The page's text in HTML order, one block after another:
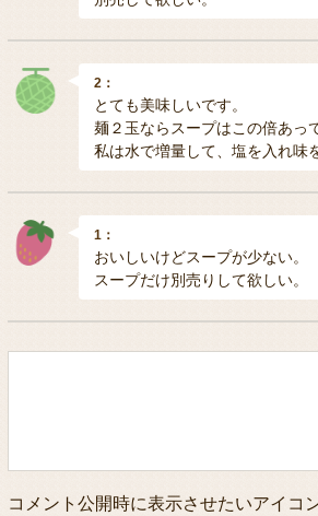
2：
とても美味しいです。
麺２玉ならスープはこの倍あっ
私は水で増量して、塩を入れ味
1：
おいしいけどスープが少ない。
スープだけ別売りして欲しい。
コメント公開時に表示させたいアイコ